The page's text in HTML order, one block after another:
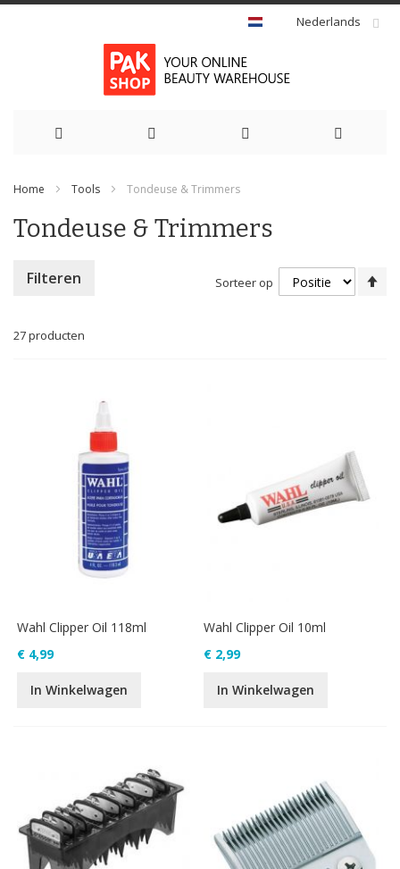
Nederlands
de
Home Tools Tondeuse & Trimmers
Tondeuse & Trimmers
27producten
Sorteer op
Wahl Clipper Oil 118ml
€ 4,99
In Winkelwagen
Wahl Clipper Oil 10ml
€ 2,99
In Winkelwagen
Filteren